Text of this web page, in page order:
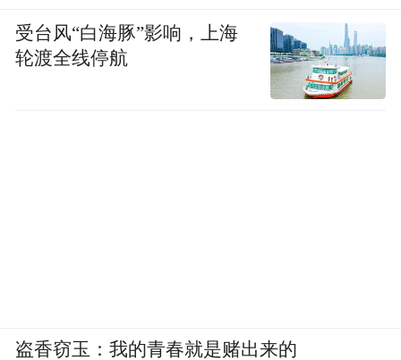
受台风“白海豚”影响，上海
轮渡全线停航
盗香窃玉：我的青春就是赌出来的